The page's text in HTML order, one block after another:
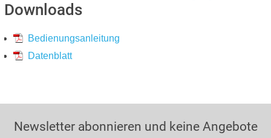
Downloads
Bedienungsanleitung
Datenblatt
Newsletter abonnieren und keine Angebote